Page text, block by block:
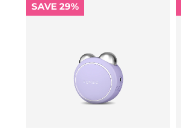
SAVE 29%